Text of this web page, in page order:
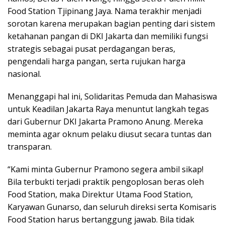
Food Station Tjipinang Jaya. Nama terakhir menjadi
sorotan karena merupakan bagian penting dari sistem
ketahanan pangan di DKI Jakarta dan memiliki fungsi
strategis sebagai pusat perdagangan beras,
pengendali harga pangan, serta rujukan harga
nasional.
Menanggapi hal ini, Solidaritas Pemuda dan Mahasiswa
untuk Keadilan Jakarta Raya menuntut langkah tegas
dari Gubernur DKI Jakarta Pramono Anung. Mereka
meminta agar oknum pelaku diusut secara tuntas dan
transparan.
“Kami minta Gubernur Pramono segera ambil sikap!
Bila terbukti terjadi praktik pengoplosan beras oleh
Food Station, maka Direktur Utama Food Station,
Karyawan Gunarso, dan seluruh direksi serta Komisaris
Food Station harus bertanggung jawab. Bila tidak